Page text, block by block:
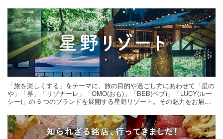
「旅を楽しくする」をテーマに、旅の目的や過ごし方にあわせて「星の
や」「界」「リゾナーレ」「OMO(おも)」「BEB(ベブ)」「LUCY(ルー
シー)」の 6 つのブランドを展開する星野リゾート。その魅力をお届け